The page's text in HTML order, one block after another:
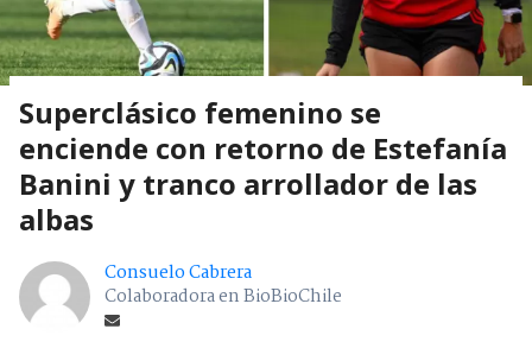
Superclásico femenino se
enciende con retorno de Estefanía
Banini y tranco arrollador de las
albas
Consuelo Cabrera
Colaboradora en BioBioChile